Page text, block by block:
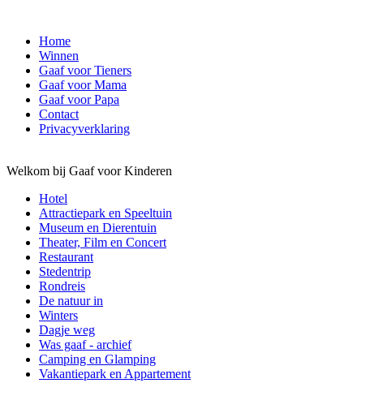
Home
Winnen
Gaaf voor Tieners
Gaaf voor Mama
Gaaf voor Papa
Contact
Privacyverklaring
Welkom bij Gaaf voor Kinderen
Hotel
Attractiepark en Speeltuin
Museum en Dierentuin
Theater, Film en Concert
Restaurant
Stedentrip
Rondreis
De natuur in
Winters
Dagje weg
Was gaaf - archief
Camping en Glamping
Vakantiepark en Appartement